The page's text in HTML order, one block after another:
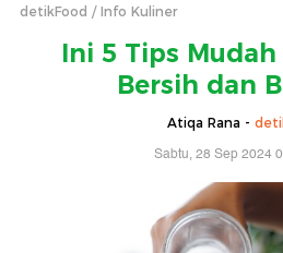
detikFood Info Kuliner
Ini 5 Tips
Bersih dan
Atiqa Rana -
Sabtu, 28 Sep 2024